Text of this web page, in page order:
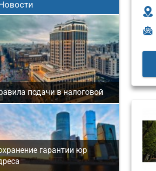
подачи в налоговой
гарантии юр